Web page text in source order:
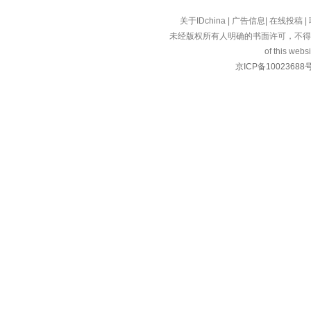
关于IDchina 广告信息 在线投稿
未经版权所有人明确的书面许可，不
of this
京ICP备10023688